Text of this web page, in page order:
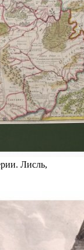
Лисль,